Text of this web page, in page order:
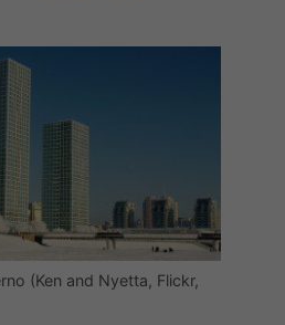
(Ken and Nyetta, Flickr,